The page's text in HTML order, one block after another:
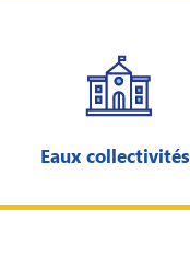
Eaux collectivités